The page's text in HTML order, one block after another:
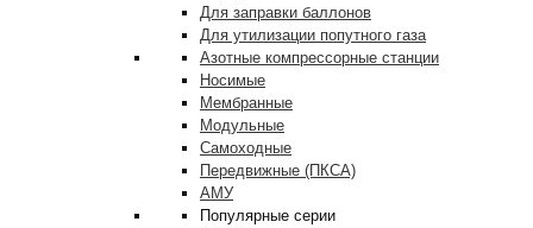
Для заправки баллонов
Для утилизации попутного газа
Азотные компрессорные станции
Носимые
Мембранные
Модульные
Самоходные
Передвижные (ПКСА)
АМУ
Популярные серии